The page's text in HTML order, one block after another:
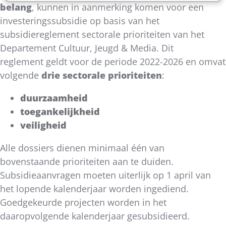
belang, kunnen in aanmerking komen voor een
investeringssubsidie op basis van het
subsidiereglement sectorale prioriteiten van het
Departement Cultuur, Jeugd & Media. Dit
reglement geldt voor de periode 2022-2026 en omvat
volgende drie sectorale prioriteiten:
duurzaamheid
toegankelijkheid
veiligheid
Alle dossiers dienen minimaal één van
bovenstaande prioriteiten aan te duiden.
Subsidieaanvragen moeten uiterlijk op 1 april van
het lopende kalenderjaar worden ingediend.
Goedgekeurde projecten worden in het
daaropvolgende kalenderjaar gesubsidieerd.